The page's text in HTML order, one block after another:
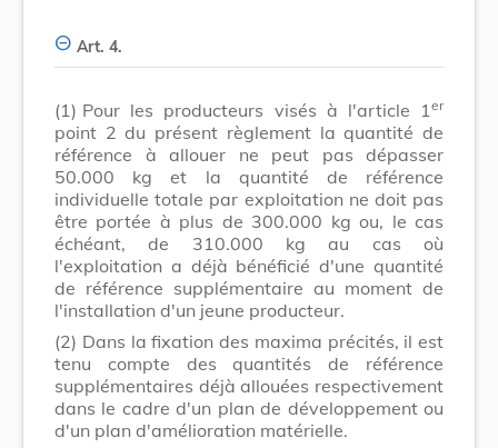
Art. 4.
(1) Pour les producteurs visés à l'article 1 er
point 2 du présent règlement la quantité de
référence à allouer ne peut pas dépasser
50.000 kg et la quantité de référence
individuelle totale par exploitation ne doit pas
être portée à plus de 300.000 kg ou, le cas
échéant, de 310.000 kg au cas où
l'exploitation a déjà bénéficié d'une quantité
de référence supplémentaire au moment de
l'installation d'un jeune producteur.
(2) Dans la fixation des maxima précités, il est
tenu compte des quantités de référence
supplémentaires déjà allouées respectivement
dans le cadre d'un plan de développement ou
d'un plan d'amélioration matérielle.